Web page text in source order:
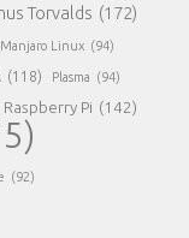
Torvalds (172)
Manjaro Linux (94)
(118) Plasma (94)
Raspberry Pi (142)
(92)